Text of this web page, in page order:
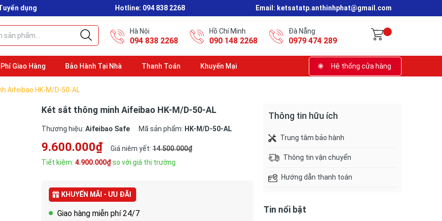
dụng Hotline: 094 838 2268 Email: ketsatatp.anthinhphat@gmail.com
Hà Nội
094 838 2268
Hồ Chí Minh
090 148 2268
Đà Nẵng
0979 474 289
Giao Hàng Bảo Hành Tại Nhà Thanh Toán Khuyến Mại Hệ thống cửa hàng
Aifeibao HK-M/D-50-AL
Két sắt thông minh Aifeibao HK-M/D-50-AL
Thương hiệu: Aifeibao Safe Mã sản phẩm: HK-M/D-50-AL
9.600.000₫ Giá niêm yết: 14.500.000₫
Tiết kiệm: 4.900.000₫so với giá thị trường
KHUYẾN MÃI - ƯU ĐÃI
Giao hàng miễn phí 24/7
Thông tin hữu ích
Trung tâm bảo hành
Thông tin vận chuyển
Hướng dẫn thanh toán
Tin nổi bật